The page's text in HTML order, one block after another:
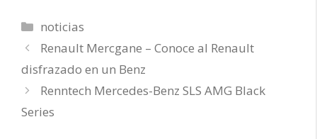
Categorías
noticias
Renault Mercgane – Conoce al Renault
disfrazado en un Benz
Renntech Mercedes-Benz SLS AMG Black
Series